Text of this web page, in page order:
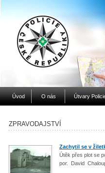
Úvod O nás Útvary
ZPRAVODAJSTVÍ
Zachytil se v
Útěk přes plot se
por. David